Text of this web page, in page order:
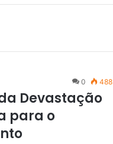
0 488
Devastação
para o